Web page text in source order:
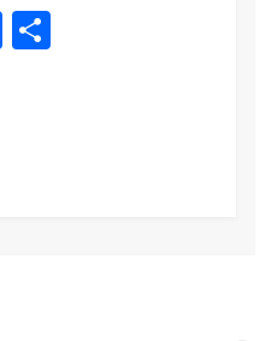
Facebook
Share